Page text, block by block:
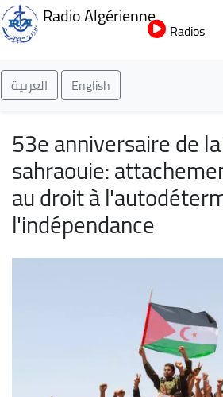
au
Radio Algérienne
Radios
العربية English
53e anniversaire de
sahraouie:
au droit à
l'indépendance